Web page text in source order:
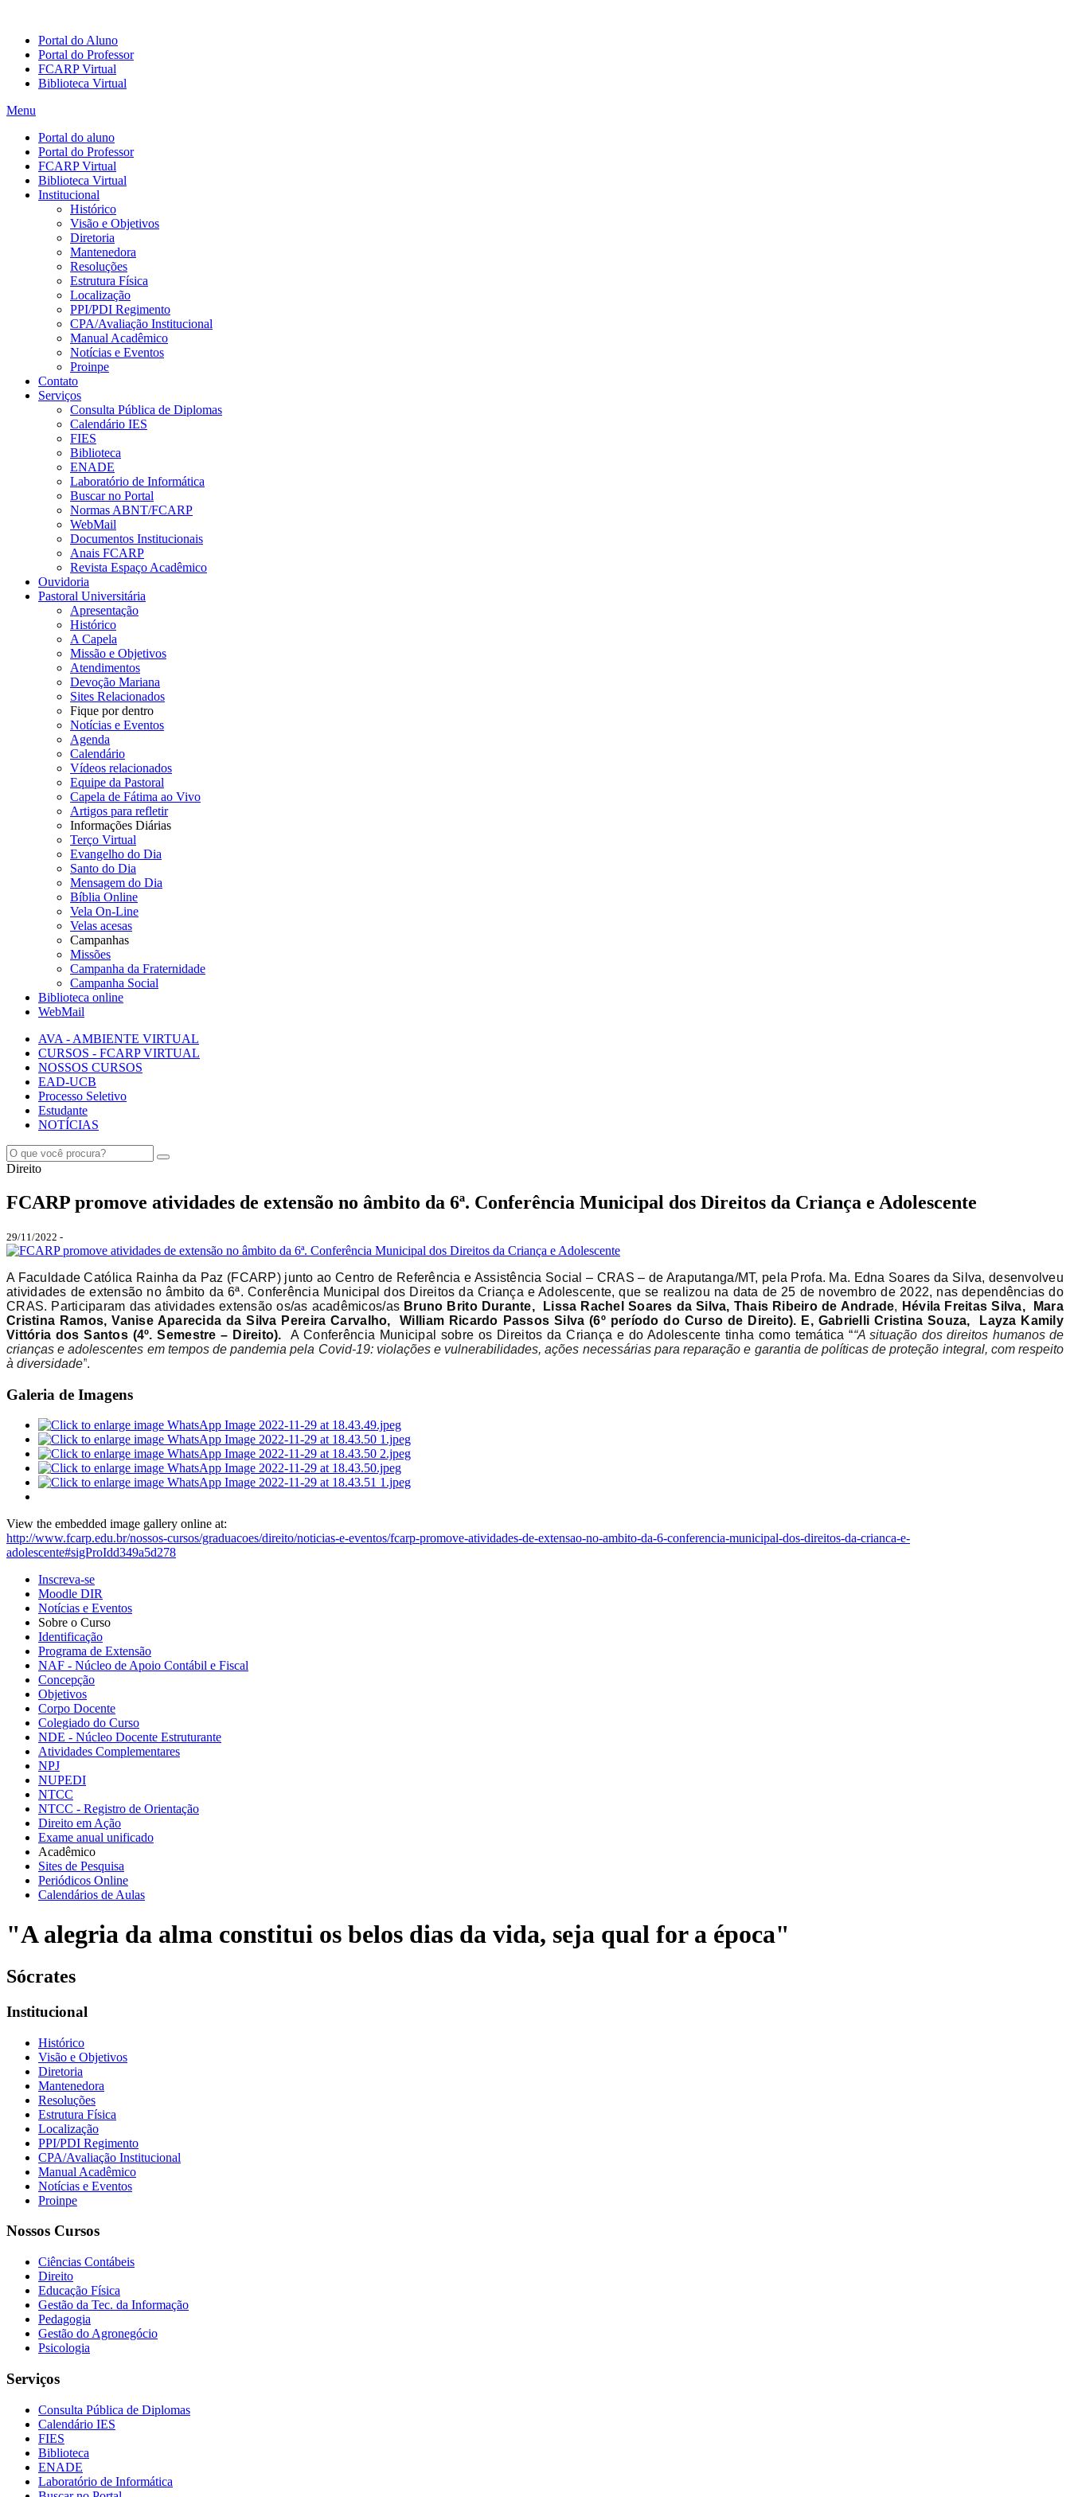
Portal do Aluno
Portal do Professor
FCARP Virtual
Biblioteca Virtual
Menu
Portal do aluno
Portal do Professor
FCARP Virtual
Biblioteca Virtual
Institucional
Histórico
Visão e Objetivos
Diretoria
Mantenedora
Resoluções
Estrutura Física
Localização
PPI/PDI Regimento
CPA/Avaliação Institucional
Manual Acadêmico
Notícias e Eventos
Proinpe
Contato
Serviços
Consulta Pública de Diplomas
Calendário IES
FIES
Biblioteca
ENADE
Laboratório de Informática
Buscar no Portal
Normas ABNT/FCARP
WebMail
Documentos Institucionais
Anais FCARP
Revista Espaço Acadêmico
Ouvidoria
Pastoral Universitária
Apresentação
Histórico
A Capela
Missão e Objetivos
Atendimentos
Devoção Mariana
Sites Relacionados
Fique por dentro
Notícias e Eventos
Agenda
Calendário
Vídeos relacionados
Equipe da Pastoral
Capela de Fátima ao Vivo
Artigos para refletir
Informações Diárias
Terço Virtual
Evangelho do Dia
Santo do Dia
Mensagem do Dia
Bíblia Online
Vela On-Line
Velas acesas
Campanhas
Missões
Campanha da Fraternidade
Campanha Social
Biblioteca online
WebMail
AVA - AMBIENTE VIRTUAL
CURSOS - FCARP VIRTUAL
NOSSOS CURSOS
EAD-UCB
Processo Seletivo
Estudante
NOTÍCIAS
Direito
FCARP promove atividades de extensão no âmbito da 6ª. Conferência Municipal dos Direitos da Criança e Adolescente
29/11/2022 -
A Faculdade Católica Rainha da Paz (FCARP) junto ao Centro de Referência e Assistência Social – CRAS – de Araputanga/MT, pela Profa. Ma. Edna Soares da Silva, desenvolveu
atividades de extensão no âmbito da 6ª. Conferência Municipal dos Direitos da Criança e Adolescente, que se realizou na data de 25 de novembro de 2022, nas dependências do
CRAS. Participaram das atividades extensão os/as acadêmicos/as Bruno Brito Durante, Lissa Rachel Soares da Silva, Thais Ribeiro de Andrade, Hévila Freitas Silva, Mara
Cristina Ramos, Vanise Aparecida da Silva Pereira Carvalho, William Ricardo Passos Silva (6º período do Curso de Direito). E, Gabrielli Cristina Souza, Layza Kamily
Vittória dos Santos (4º. Semestre – Direito). A Conferência Municipal sobre os Direitos da Criança e do Adolescente tinha como temática ““A situação dos direitos humanos de
crianças e adolescentes em tempos de pandemia pela Covid-19: violações e vulnerabilidades, ações necessárias para reparação e garantia de políticas de proteção integral, com respeito
à diversidade”.
Galeria de Imagens
View the embedded image gallery online at:
http://www.fcarp.edu.br/nossos-cursos/graduacoes/direito/noticias-e-eventos/fcarp-promove-atividades-de-extensao-no-ambito-da-6-conferencia-municipal-dos-direitos-da-crianca-e-
adolescente#sigProIdd349a5d278
Inscreva-se
Moodle DIR
Notícias e Eventos
Sobre o Curso
Identificação
Programa de Extensão
NAF - Núcleo de Apoio Contábil e Fiscal
Concepção
Objetivos
Corpo Docente
Colegiado do Curso
NDE - Núcleo Docente Estruturante
Atividades Complementares
NPJ
NUPEDI
NTCC
NTCC - Registro de Orientação
Direito em Ação
Exame anual unificado
Acadêmico
Sites de Pesquisa
Periódicos Online
Calendários de Aulas
"A alegria da alma constitui os belos dias da vida, seja qual for a época"
Sócrates
Institucional
Histórico
Visão e Objetivos
Diretoria
Mantenedora
Resoluções
Estrutura Física
Localização
PPI/PDI Regimento
CPA/Avaliação Institucional
Manual Acadêmico
Notícias e Eventos
Proinpe
Nossos Cursos
Ciências Contábeis
Direito
Educação Física
Gestão da Tec. da Informação
Pedagogia
Gestão do Agronegócio
Psicologia
Serviços
Consulta Pública de Diplomas
Calendário IES
FIES
Biblioteca
ENADE
Laboratório de Informática